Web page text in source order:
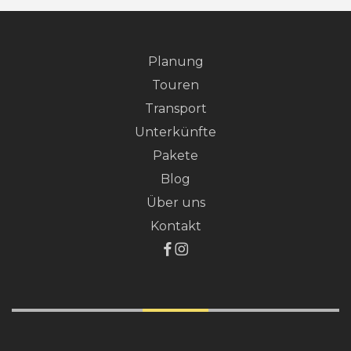
Planung
Touren
Transport
Unterkünfte
Pakete
Blog
Über uns
Kontakt